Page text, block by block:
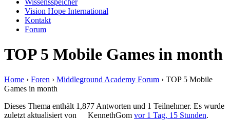
Wissensspeicher
Vision Hope International
Kontakt
Forum
TOP 5 Mobile Games in month
Home › Foren › Middleground Academy Forum › TOP 5 Mobile
Games in month
Dieses Thema enthält 1,877 Antworten und 1 Teilnehmer. Es wurde
zuletzt aktualisiert von
KennethGom vor 1 Tag, 15 Stunden.